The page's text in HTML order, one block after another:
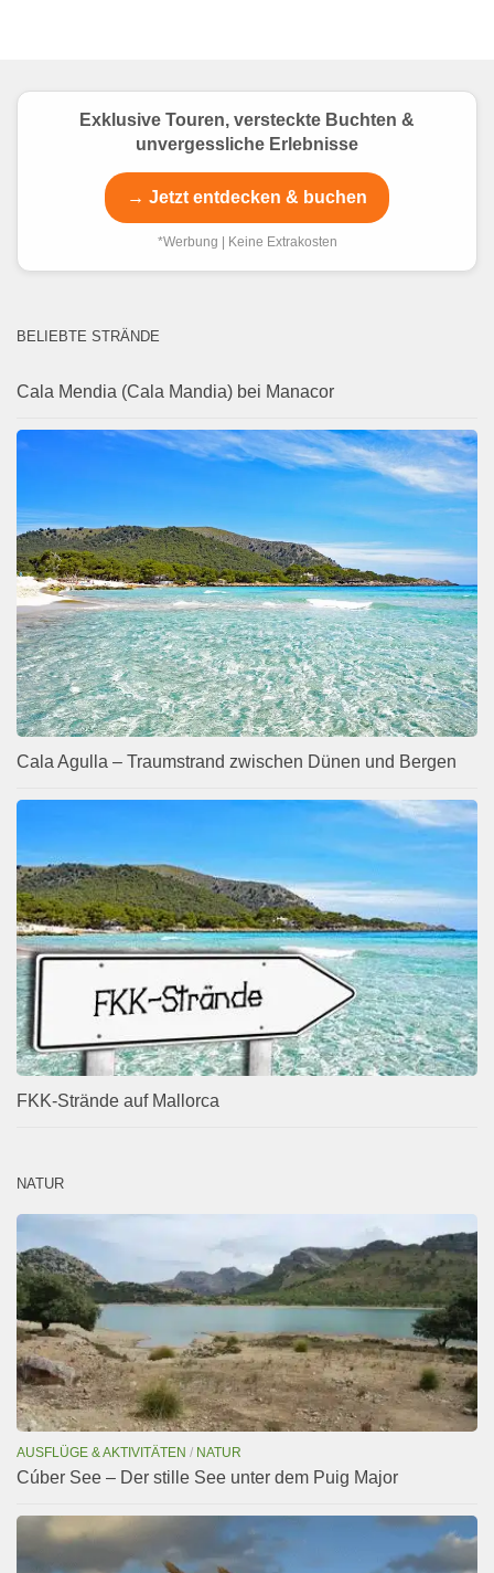
Exklusive Touren, versteckte Buchten &
unvergessliche Erlebnisse
→ Jetzt entdecken & buchen
*Werbung | Keine Extrakosten
BELIEBTE STRÄNDE
Cala Mendia (Cala Mandia) bei Manacor
Cala Agulla – Traumstrand zwischen Dünen und Bergen
FKK-Strände auf Mallorca
NATUR
AUSFLÜGE & AKTIVITÄTEN / NATUR
Cúber See – Der stille See unter dem Puig Major